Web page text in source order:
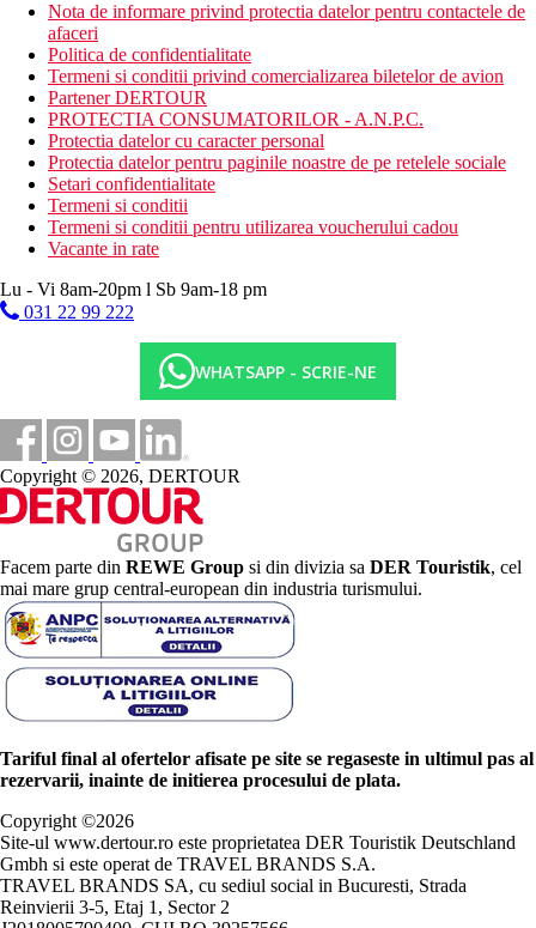
Nota de informare privind protectia datelor pentru contactele de
afaceri
Politica de confidentialitate
Termeni si conditii privind comercializarea biletelor de avion
Partener DERTOUR
PROTECTIA CONSUMATORILOR - A.N.P.C.
Protectia datelor cu caracter personal
Protectia datelor pentru paginile noastre de pe retelele sociale
Setari confidentialitate
Termeni si conditii
Termeni si conditii pentru utilizarea voucherului cadou
Vacante in rate
Lu - Vi 8am-20pm l Sb 9am-18 pm
031 22 99 222
WHATSAPP - SCRIE-NE
Copyright © 2026, DERTOUR
Facem parte din REWE Group si din divizia sa DER Touristik, cel
mai mare grup central-european din industria turismului.
Tariful final al ofertelor afisate pe site se regaseste in ultimul pas al
rezervarii, inainte de initierea procesului de plata.
Copyright ©2026
Site-ul www.dertour.ro este proprietatea DER Touristik Deutschland
Gmbh si este operat de TRAVEL BRANDS S.A.
TRAVEL BRANDS SA, cu sediul social in Bucuresti, Strada
Reinvierii 3-5, Etaj 1, Sector 2